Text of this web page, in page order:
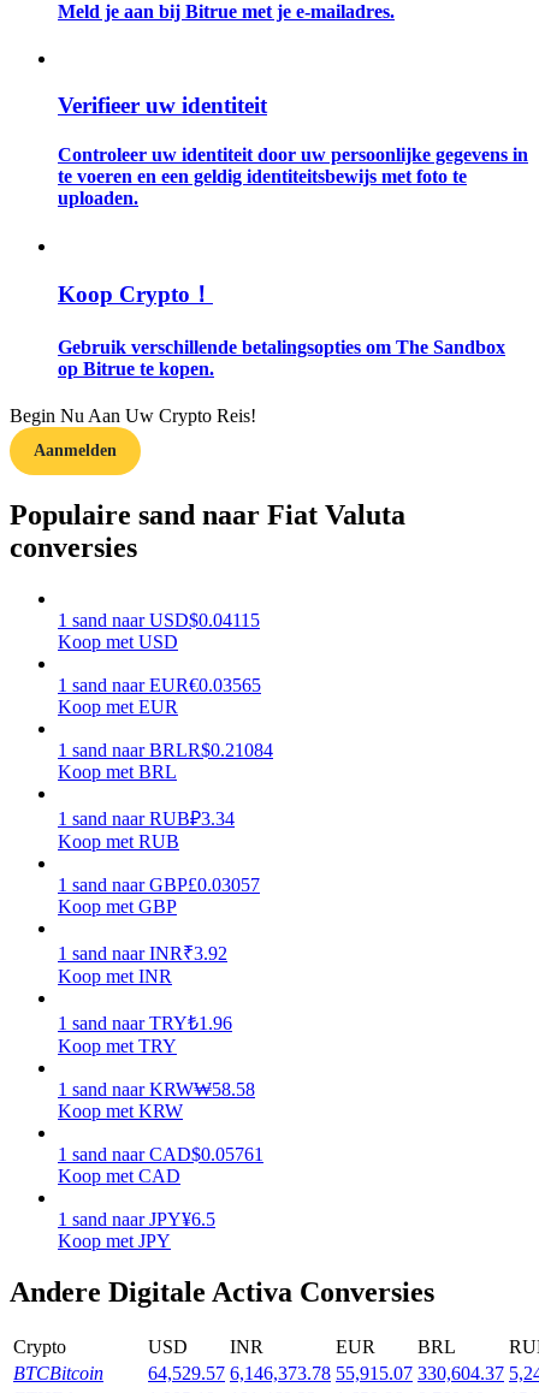
Handelsstrategieën
Leer hoe u winstgevend kunt blijven
Verdienen
Macht varkentje
Verdien dagelijks competitieve beloningen
Uitzetten
Launchpool
Flexibel staken om populaire tokens te verdienen.
Meld je aan bij Bitrue met je e-mailadres.
Verifieer uw identiteit
Controleer uw identiteit door uw persoonlijke gegevens in
te voeren en een geldig identiteitsbewijs met foto te
uploaden.
Koop Crypto！
Gebruik verschillende betalingsopties om The Sandbox
op Bitrue te kopen.
Begin Nu Aan Uw Crypto Reis!
Aanmelden
Populaire sand naar Fiat Valuta
conversies
1 sand naar USD$0.04115
Koop met USD
1 sand naar EUR€0.03565
Koop met EUR
1 sand naar BRLR$0.21084
Koop met BRL
1 sand naar RUB₽3.34
Koop met RUB
1 sand naar GBP£0.03057
Koop met GBP
1 sand naar INR₹3.92
Koop met INR
1 sand naar TRY₺1.96
Koop met TRY
1 sand naar KRW₩58.58
Koop met KRW
1 sand naar CAD$0.05761
Koop met CAD
1 sand naar JPY¥6.5
Koop met JPY
Andere Digitale Activa Conversies
Crypto USD INR EUR BRL
BTCBitcoin 64,529.57 6,146,373.78 55,915.07 330,604.37